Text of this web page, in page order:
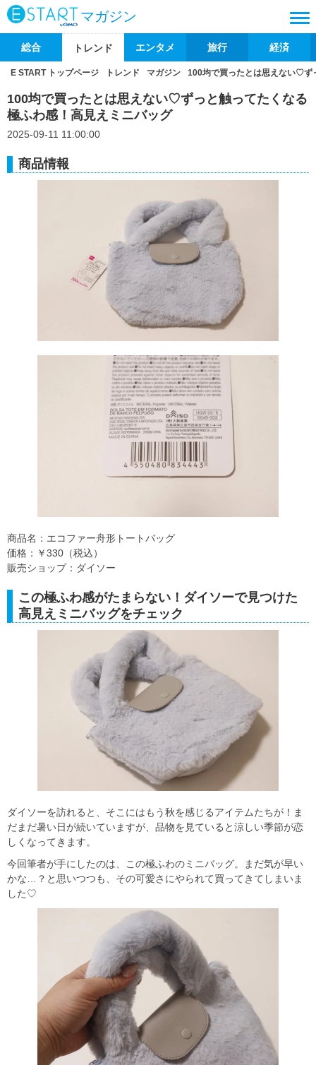
マガジン
総合 トレンド エンタメ 旅行 経済
E START トップページ トレンド マガジン 100均で買ったとは思えない♡ず
100均で買ったとは思えない♡ずっと触ってたくなる
極ふわ感！高見えミニバッグ
2025-09-11 11:00:00
商品情報
商品名：エコファー舟形トートバッグ
価格：￥330（税込）
販売ショップ：ダイソー
この極ふわ感がたまらない！ダイソーで見つけた
高見えミニバッグをチェック
ダイソーを訪れると、そこにはもう秋を感じるアイテムたちが！ま
だまだ暑い日が続いていますが、品物を見ていると涼しい季節が恋
しくなってきます。
今回筆者が手にしたのは、この極ふわのミニバッグ。まだ気が早い
かな…？と思いつつも、その可愛さにやられて買ってきてしまいま
した♡